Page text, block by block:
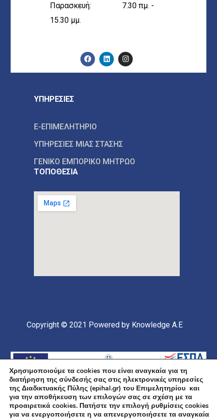
Παρασκευή: 7.30 πμ. -
15.30 μμ.
ΥΠΗΡΕΣΙΕΣ
E-ΕΠΙΜΕΛΗΤΗΡΙΟ
ΥΠΗΡΕΣΙΕΣ ΜΙΑΣ ΣΤΑΣΗΣ
ΓΕΝΙΚΟ ΕΜΠΟΡΙΚΟ ΜΗΤΡΩΟ
ΤΟΠΟΘΕΣΙΑ
Copyright © 2021 Powered by Knowledge A.E
Υποέργο 1 Πράξης: «Ανάπτυξη και Αναβάθμιση
Χρησιμοποιούμε τα cookies που είναι αναγκαία για τη
διατήρηση της σύνδεσής σας στις ηλεκτρονικές υπηρεσίες
της Διαδικτυακής Πύλης (epihal.gr) του Επιμελητηρίου και
για την αποθήκευση των επιλογών σας σε σχέση με τα
προαιρετικά cookies. Πατήστε την επιλογή ρυθμίσεις cookies
για να ενεργοποιήσετε η να απενεργοποιήσετε τα αναγκαία